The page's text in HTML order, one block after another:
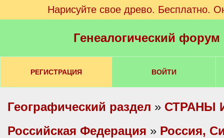
Нарисуйте свое древо. Бесплатно.
Генеалогический
РЕГИСТРАЦИЯ ВОЙТИ
Географический раздел » СТРАНЫ
Российская Федерация » Россия,